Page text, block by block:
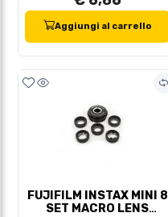
Aggiungi al carrello
FUJIFILM INSTAX MINI 8
SET MACRO LENS